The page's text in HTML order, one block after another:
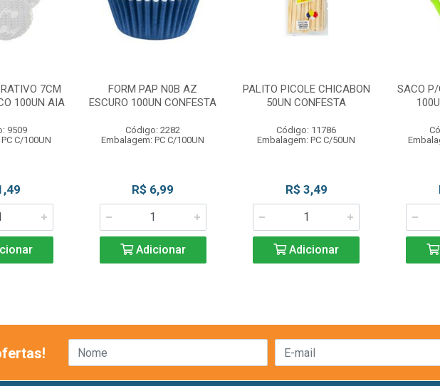
7CM
100UN AIA
9509
C/100UN
FORM PAP N0B AZ
ESCURO 100UN CONFESTA
Código: 2282
Embalagem: PC C/100UN
R$ 6,99
Adicionar
PALITO PICOLE CHICABON
50UN CONFESTA
Código: 11786
Embalagem: PC C/50UN
R$ 3,49
Adicionar
SACO